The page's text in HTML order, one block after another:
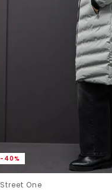
-40%
Street One